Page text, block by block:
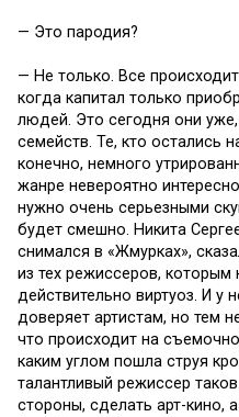
— Это пародия?
— Не только. Все
когда капитал только
людей. Это сегодня они
семейств. Те, кто остались
конечно, немного
жанре невероятно
нужно очень серьезными
будет смешно. Никита
снимался в «Жмурках»,
из тех режиссеров, которым
действительно виртуоз. И у
доверяет артистам, но тем
что происходит на
каким углом пошла струя
талантливый режиссер
стороны, сделать арт-кино,